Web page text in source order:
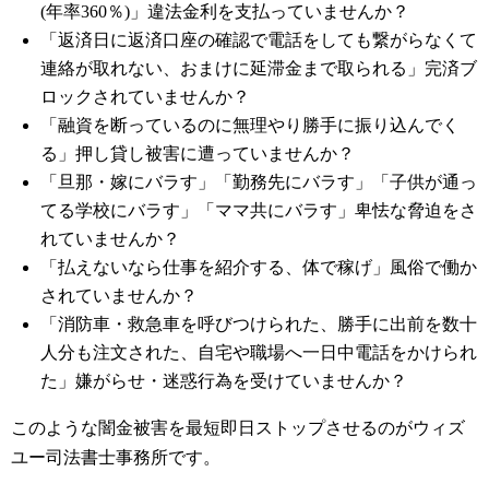
(年率360％)」違法金利を支払っていませんか？
「返済日に返済口座の確認で電話をしても繋がらなくて
連絡が取れない、おまけに延滞金まで取られる」完済ブ
ロックされていませんか？
「融資を断っているのに無理やり勝手に振り込んでく
る」押し貸し被害に遭っていませんか？
「旦那・嫁にバラす」「勤務先にバラす」「子供が通っ
てる学校にバラす」「ママ共にバラす」卑怯な脅迫をさ
れていませんか？
「払えないなら仕事を紹介する、体で稼げ」風俗で働か
されていませんか？
「消防車・救急車を呼びつけられた、勝手に出前を数十
人分も注文された、自宅や職場へ一日中電話をかけられ
た」嫌がらせ・迷惑行為を受けていませんか？
このような闇金被害を最短即日ストップさせるのがウィズ
ユー司法書士事務所です。